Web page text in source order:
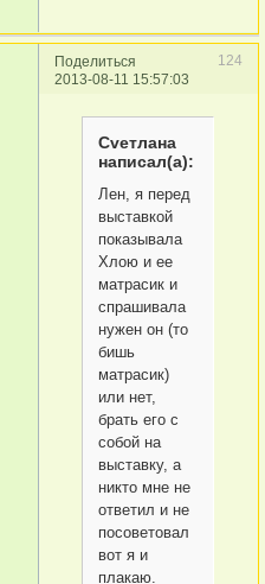
Поделиться
124
2013-08-11 15:57:03
Сvетлана
написал(а):
Лен, я перед
выставкой
показывала
Хлою и ее
матрасик и
спрашивала
нужен он (то
бишь
матрасик)
или нет,
брать его с
собой на
выставку, а
никто мне не
ответил и не
посоветовал
вот я и
плакаю.